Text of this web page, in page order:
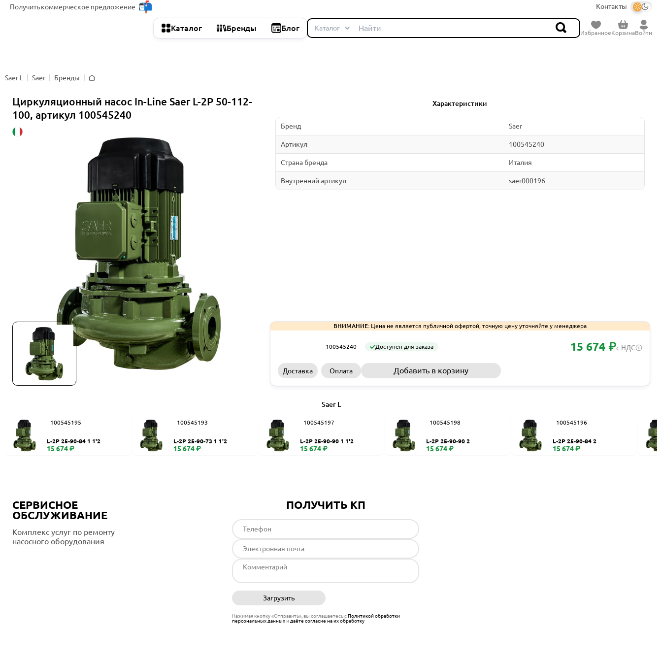
Получитькоммерческое предложение Контакты
Каталог Бренды Блог
ИзбранноеКорзинаВойти
Saer L Saer
Бренды
Циркуляционный насос In-Line Saer L-2P 50-112-
100, артикул 100545240
Характеристики
Бренд Saer
Артикул 100545240
Страна бренда Италия
Внутренний артикул saer000196
ВНИМАНИЕ:Цена не является публичной офертой, точную цену уточняйте у менеджера
100545240 Доступен для заказа 15 674 ₽с НДС
Доставка Оплата Добавить в корзину
Saer L
100545195
L-2P 25-90-84 1 1'2
15 674 ₽
100545193
L-2P 25-90-73 1 1'2
15 674 ₽
100545197
L-2P 25-90-90 1 1'2
15 674 ₽
100545198
L-2P 25-90-90 2
15 674 ₽
100545196
L-2P 25-90-84 2
15 674 ₽
СЕРВИСНОЕ
ОБСЛУЖИВАНИЕ
Комплекс услуг по ремонту
насосного оборудования
ПОЛУЧИТЬ КП
Загрузить
Нажимая кнопку «Отправить», вы соглашаетесь сПолитикой обработки
персональных данныхи даёте согласие на их обработку